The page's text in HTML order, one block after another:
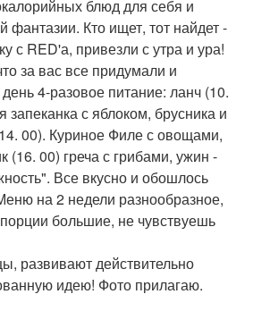
блюд для себя и
фантазии. Кто ищет, тот найдет -
с RED'а, привезли с утра и ура!
за вас все придумали и
4-разовое питание: ланч (10.
с яблоком, брусника и
00). Куриное Филе с овощами,
(16. 00) греча с грибами, ужин -
Все вкусно и обошлось
на 2 недели разнообразное,
большие, не чувствуешь
развивают действительно
идею! Фото прилагаю.